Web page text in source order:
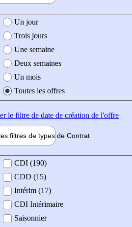
création de l'offre
Un jour
Trois jours
Une semaine
Deux semaines
Un mois
Toutes les offres
le filtre de date de création de l'offre
filtres de types de Contrat
contrat
CDI (190)
CDD (15)
Intérim (17)
CDI Intérimaire
Saisonnier